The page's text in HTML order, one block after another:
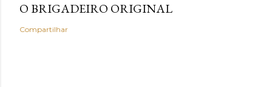
O BRIGADEIRO ORIGINAL
Compartilhar